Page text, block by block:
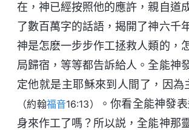
在，神已經按照他的應許，親自道
了數百萬字的話語，揭開了神六千
神是怎麽一步步作工拯救人類的，
局歸宿，等等都告訴給人。全能神
定他就是主耶穌來到人間了，因為
（約翰福音16:13）
。你看全能神發
身來作工了嗎？所以説，全能神那